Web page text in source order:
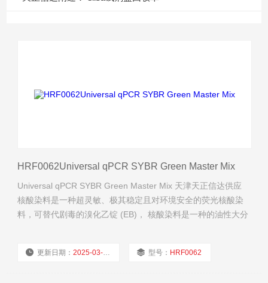
HRF0062Universal qPCR SYBR Green Master Mix
Universal qPCR SYBR Green Master Mix 天津天正信达供应
核酸染料是一种超灵敏、极其稳定且对环境安全的荧光核酸染
料，可替代剧毒的溴化乙锭 (EB)， 核酸染料是一种的油性大分
更新日期：2025-03-25 型号： HRF0062